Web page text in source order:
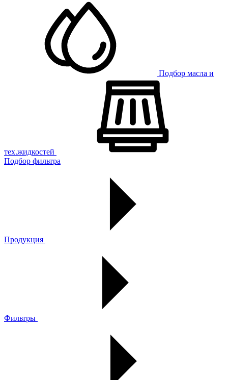
Подбор масла и
тех.жидкостей
Подбор фильтра
Продукция
Фильтры